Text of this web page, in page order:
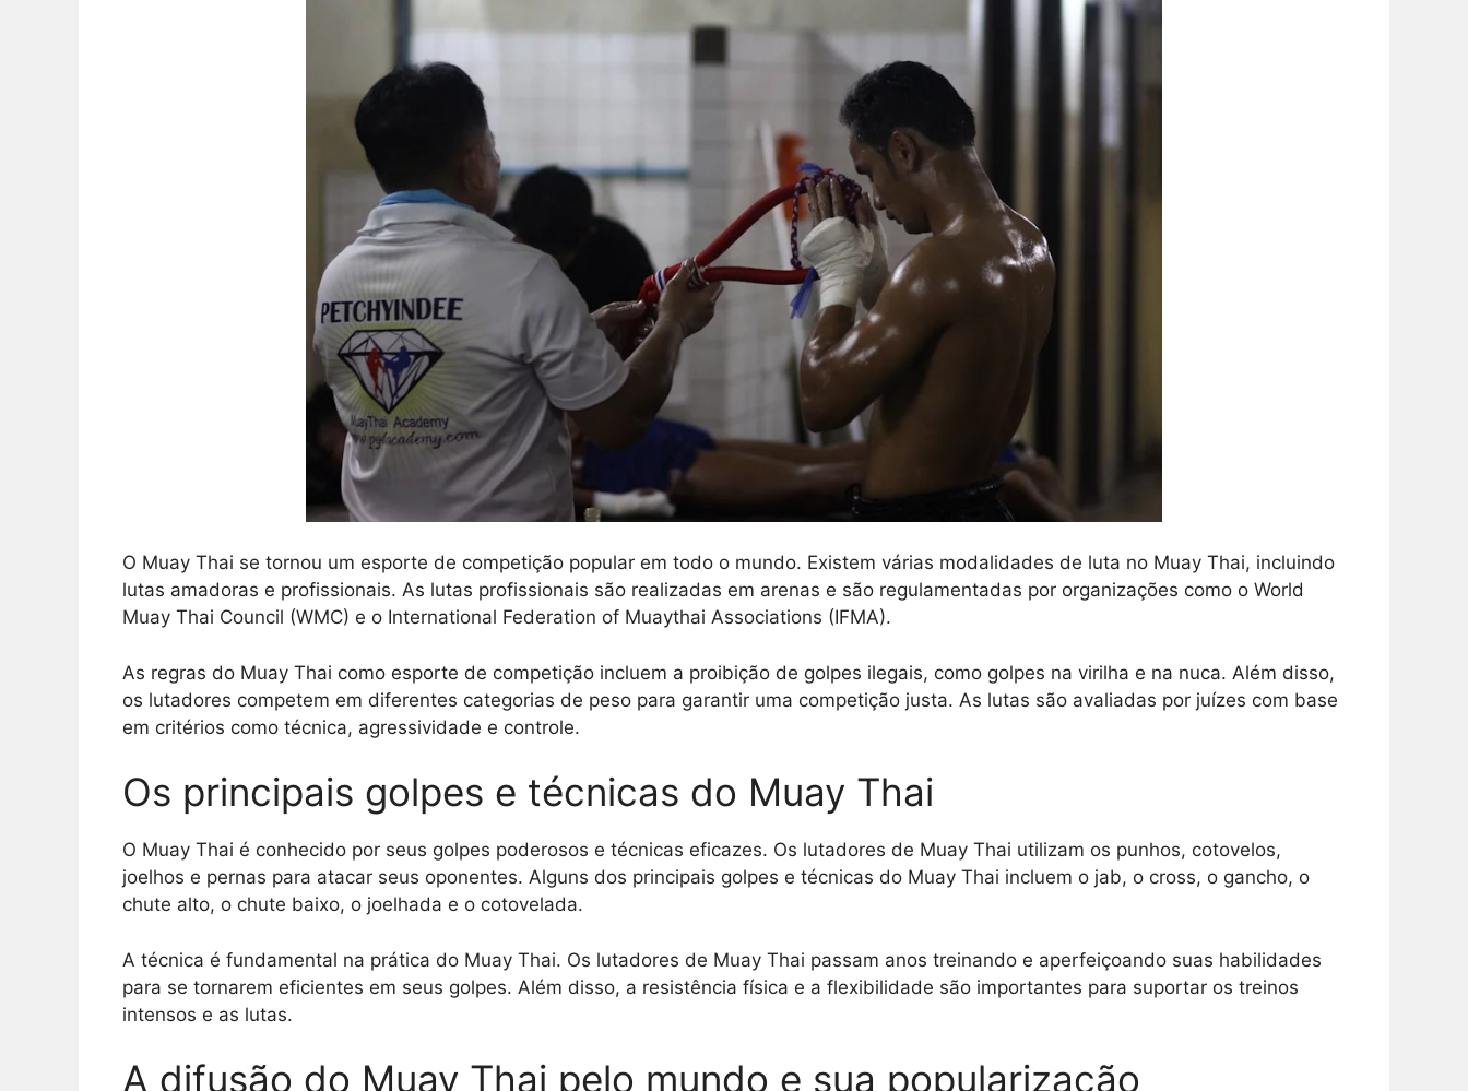
O Muay Thai se tornou um esporte de competição popular em todo o mundo. Existem várias modalidades de luta no Muay Thai, incluindo
lutas amadoras e profissionais. As lutas profissionais são realizadas em arenas e são regulamentadas por organizações como o World
Muay Thai Council (WMC) e o International Federation of Muaythai Associations (IFMA).
As regras do Muay Thai como esporte de competição incluem a proibição de golpes ilegais, como golpes na virilha e na nuca. Além disso,
os lutadores competem em diferentes categorias de peso para garantir uma competição justa. As lutas são avaliadas por juízes com base
em critérios como técnica, agressividade e controle.
Os principais golpes e técnicas do Muay Thai
O Muay Thai é conhecido por seus golpes poderosos e técnicas eficazes. Os lutadores de Muay Thai utilizam os punhos, cotovelos,
joelhos e pernas para atacar seus oponentes. Alguns dos principais golpes e técnicas do Muay Thai incluem o jab, o cross, o gancho, o
chute alto, o chute baixo, o joelhada e o cotovelada.
A técnica é fundamental na prática do Muay Thai. Os lutadores de Muay Thai passam anos treinando e aperfeiçoando suas habilidades
para se tornarem eficientes em seus golpes. Além disso, a resistência física e a flexibilidade são importantes para suportar os treinos
intensos e as lutas.
A difusão do Muay Thai pelo mundo e sua popularização